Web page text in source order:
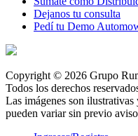
Dejanos tu consulta
Pedí tu Demo
Copyright © 2026 Grupo
Todos los derechos
Las imágenes son
pueden variar sin previo